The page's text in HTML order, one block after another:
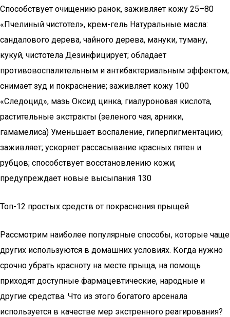
Способствует очищению ранок, заживляет кожу 25–80
«Пчелиный чистотел», крем-гель Натуральные масла:
сандалового дерева, чайного дерева, мануки, туману,
кукуй, чистотела Дезинфицирует; обладает
противовоспалительным и антибактериальным эффектом;
снимает зуд и покраснение; заживляет кожу 100
«Следоцид», мазь Оксид цинка, гиалуроновая кислота,
растительные экстракты (зеленого чая, арники,
гамамелиса) Уменьшает воспаление, гиперпигментацию;
заживляет; ускоряет рассасывание красных пятен и
рубцов; способствует восстановлению кожи;
предупреждает новые высыпания 130
Топ-12 простых средств от покраснения прыщей
Рассмотрим наиболее популярные способы, которые чаще
других используются в домашних условиях. Когда нужно
срочно убрать красноту на месте прыща, на помощь
приходят доступные фармацевтические, народные и
другие средства. Что из этого богатого арсенала
используется в качестве мер экстренного реагирования?